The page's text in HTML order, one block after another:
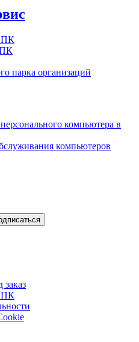
ПК
ПК
парка организаций
компьютера в
компьютеров
ПК